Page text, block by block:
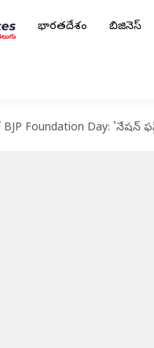
భారతదేశం బిజినెస్
BJP Foundation Day: